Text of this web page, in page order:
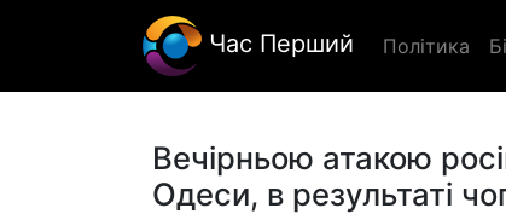
Час Перший Політика
Вечірньою атакою
Одеси, в результаті